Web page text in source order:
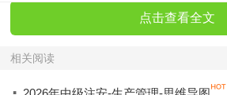
点击查看全文
相关阅读